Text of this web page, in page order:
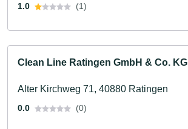
1.0 (1)
Clean Line Ratingen GmbH & Co. KG
Alter Kirchweg 71, 40880 Ratingen
0.0 (0)